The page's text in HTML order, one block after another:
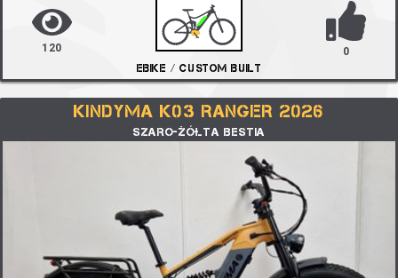
120
EBIKE / CUSTOM BUILT
0
KINDYMA K03 RANGER 2026
SZARO-ŻÓŁTA BESTIA